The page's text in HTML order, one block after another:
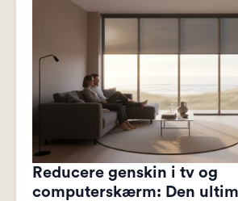
Reducere genskin i tv og
computerskærm: Den